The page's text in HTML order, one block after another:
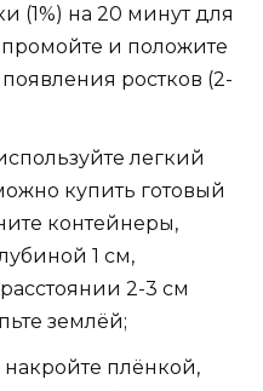
(1%) на 20 минут для
и положите
ростков (2-
легкий
купить готовый
контейнеры,
1 см,
2-3 см
землёй;
плёнкой,